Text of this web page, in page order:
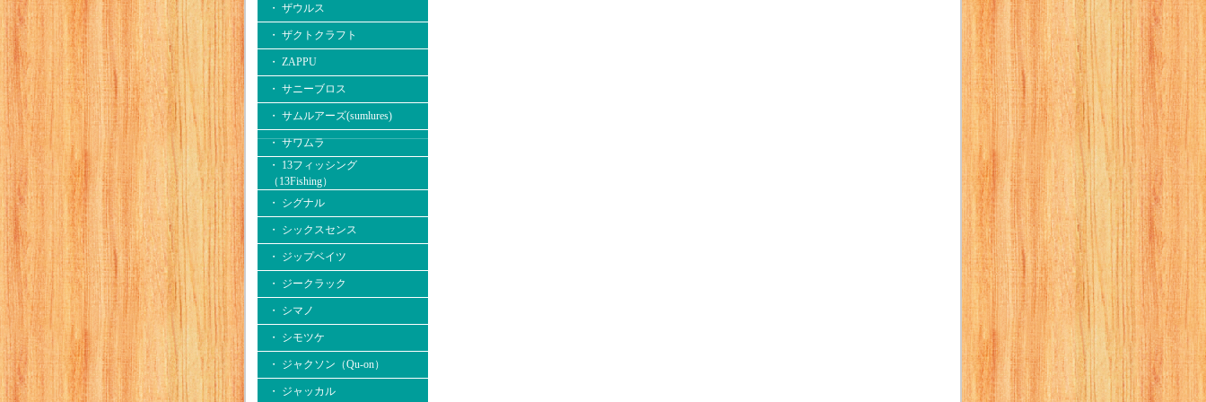
・ ザウルス
・ ザクトクラフト
・ ZAPPU
・ サニーブロス
・ サムルアーズ(sumlures)
・ サワムラ
・ 13フィッシング
（13Fishing）
・ シグナル
・ シックスセンス
・ ジップベイツ
・ ジークラック
・ シマノ
・ シモツケ
・ ジャクソン（Qu-on）
・ ジャッカル